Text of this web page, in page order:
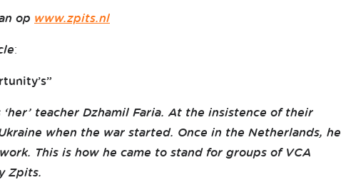
op www.zpits.nl
:
teacher Dzhamil Faria. At the insistence of their
when the war started. Once in the Netherlands, he
This is how he came to stand for groups of VCA
Zpits.